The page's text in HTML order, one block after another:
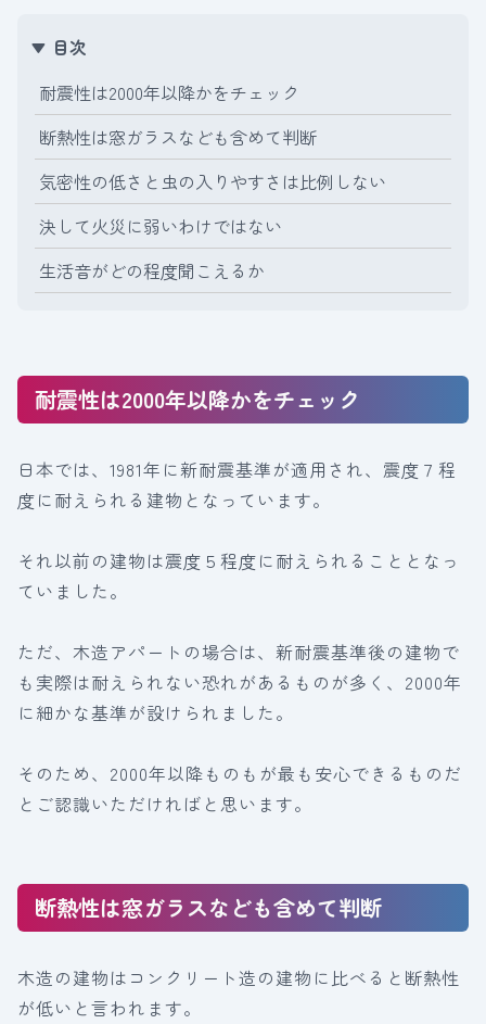
目次
耐震性は2000年以降かをチェック
断熱性は窓ガラスなども含めて判断
気密性の低さと虫の入りやすさは比例しない
決して火災に弱いわけではない
生活音がどの程度聞こえるか
耐震性は2000年以降かをチェック
日本では、1981年に新耐震基準が適用され、震度７程
度に耐えられる建物となっています。
それ以前の建物は震度５程度に耐えられることとなっ
ていました。
ただ、木造アパートの場合は、新耐震基準後の建物で
も実際は耐えられない恐れがあるものが多く、2000年
に細かな基準が設けられました。
そのため、2000年以降ものもが最も安心できるものだ
とご認識いただければと思います。
断熱性は窓ガラスなども含めて判断
木造の建物はコンクリート造の建物に比べると断熱性
が低いと言われます。